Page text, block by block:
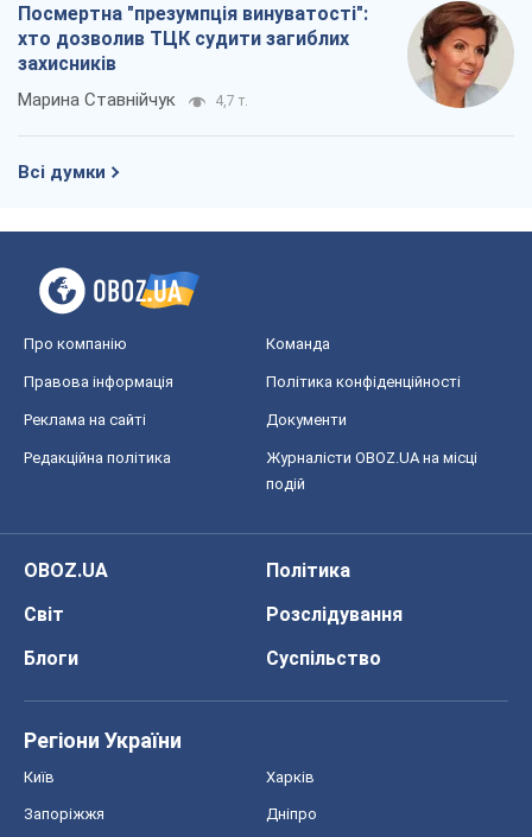
Посмертна "презумпція винуватості":
хто дозволив ТЦК судити загиблих
захисників
Марина Ставнійчук 4,7 т.
Всі думки
Про компанію Команда
Правова інформація Політика конфіденційності
Реклама на сайті Документи
Редакційна політика
Журналісти OBOZ.UA на місці
подій
OBOZ.UA
Політика
Світ
Розслідування
Блоги
Суспільство
Регіони України
Київ Харків
Запоріжжя Дніпро